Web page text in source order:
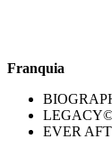
Franquia
LEGACY©
EVER